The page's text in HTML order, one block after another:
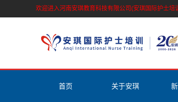
欢迎进入河南安琪教育科技有限公司(安琪国际护士培
首页 关于安琪